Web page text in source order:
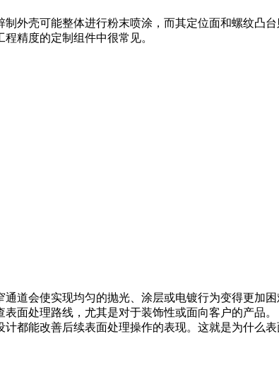
外壳可能整体进行粉末喷涂，而其定位面和螺纹凸
精度的定制组件中很常见。
道会使实现均匀的抛光、涂层或电镀行为变得更加
面处理路线，尤其是对于装饰性或面向客户的产品。
都能改善后续表面处理操作的表现。这就是为什么